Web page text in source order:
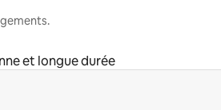
et longue durée